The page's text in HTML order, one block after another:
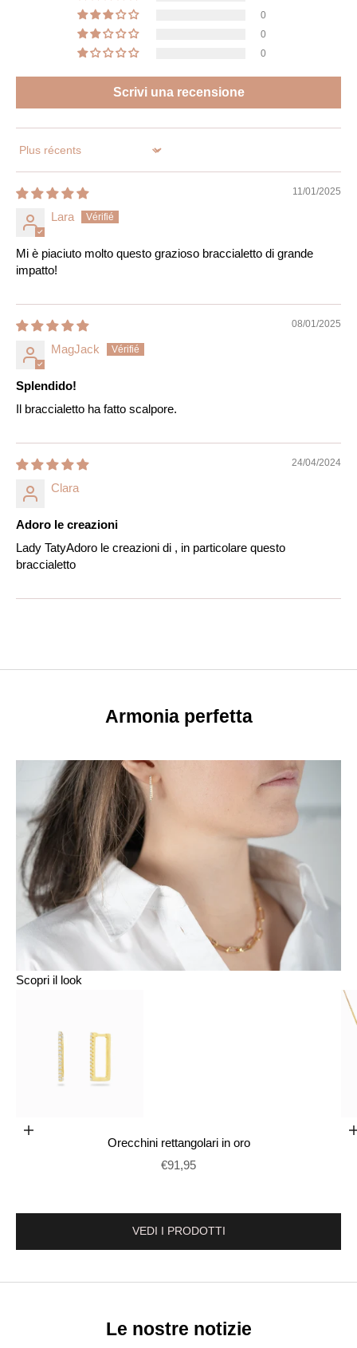
0
0
0
Scrivi una recensione
Sort by
11/01/2025
Lara
Mi è piaciuto molto questo grazioso braccialetto di grande
impatto!
08/01/2025
MagJack
Splendido!
Il braccialetto ha fatto scalpore.
24/04/2024
Clara
Adoro le creazioni
Lady TatyAdoro le creazioni di , in particolare questo
braccialetto
Armonia perfetta
Vai al punto 2
Scopri il look
Aggiungi al carrello
Orecchini rettangolari in oro
Prix de vente
€91,95
VEDI I PRODOTTI
Le nostre notizie